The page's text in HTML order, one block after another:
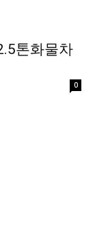
톤화물차
0